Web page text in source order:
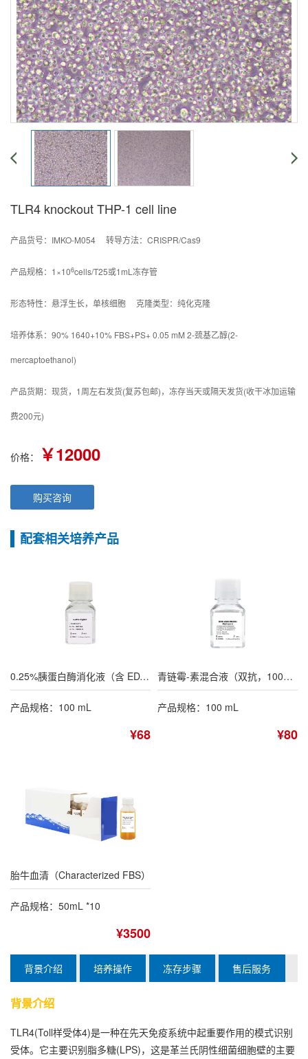
TLR4 knockout THP-1 cell line
产品货号：IMKO-M054 转导方法：CRISPR/Cas9
产品规格：1×106cells/T25或1mL冻存管
形态特性：悬浮生长，单核细胞 克隆类型：纯化克隆
培养体系：90% 1640+10% FBS+PS+ 0.05 mM 2-巯基乙醇(2-
mercaptoethanol)
产品货期：现货，1周左右发货(复苏包邮)，冻存当天或隔天发货(收干冰加运输
费200元)
价格： ￥12000
购买咨询
配套相关培养产品
0.25%胰蛋白酶消化液（含 EDTA，不含酚红）
产品规格：100 mL
¥68
青链霉-素混合液（双抗，100×）
产品规格：100 mL
¥80
胎牛血清（Characterized FBS）
产品规格：50mL *10
¥3500
背景介绍 培养操作 冻存步骤 售后服务
背景介绍
TLR4(Toll样受体4)是一种在先天免疫系统中起重要作用的模式识别
受体。它主要识别脂多糖(LPS)，这是革兰氏阴性细菌细胞壁的主要